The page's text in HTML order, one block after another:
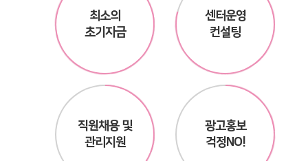
최소의
초기자금
센터운영
컨설팅
직원채용 및
관리지원
광고홍보
걱정NO!